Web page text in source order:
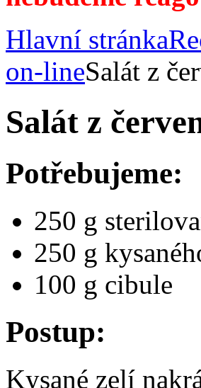
Hlavní stránka
on-lineSalát z
Salát z
Potřebujeme:
250 g
250 g
100 g cibule
Postup:
Kysané zelí